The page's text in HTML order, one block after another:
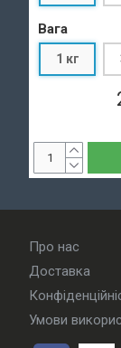
Вага
1 кг
Про нас
Доставка
Умови